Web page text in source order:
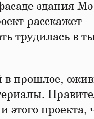
здания
расскажет
трудилась в
в прошлое,
проекта,